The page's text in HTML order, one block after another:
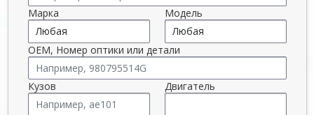
Марка Модель
OEM, Номер оптики или детали
Кузов Двигатель